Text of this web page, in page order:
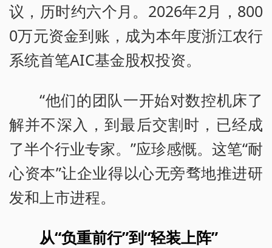
议，历时约六个月。2026年2月，800
0万元资金到账，成为本年度浙江农行
系统首笔AIC基金股权投资。
“他们的团队一开始对数控机床了
解并不深入，到最后交割时，已经成
了半个行业专家。”应珍感慨。这笔“耐
心资本”让企业得以心无旁骛地推进研
发和上市进程。
从“负重前行”到“轻装上阵”